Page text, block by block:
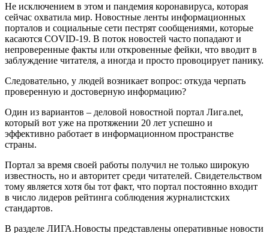
Не исключением в этом и пандемия коронавируса, которая
сейчас охватила мир. Новостные ленты информационных
порталов и социальные сети пестрят сообщениями, которые
касаются COVID-19. В поток новостей часто попадают и
непроверенные факты или откровенные фейки, что вводит в
заблуждение читателя, а иногда и просто провоцирует панику.
Следовательно, у людей возникает вопрос: откуда черпать
проверенную и достоверную информацию?
Один из вариантов – деловой новостной портал Лига.net,
который вот уже на протяжении 20 лет успешно и
эффективно работает в информационном пространстве
страны.
Портал за время своей работы получил не только широкую
известность, но и авторитет среди читателей. Свидетельством
тому является хотя бы тот факт, что портал постоянно входит
в число лидеров рейтинга соблюдения журналистских
стандартов.
В разделе ЛИГА.Новосты представлены оперативные новости